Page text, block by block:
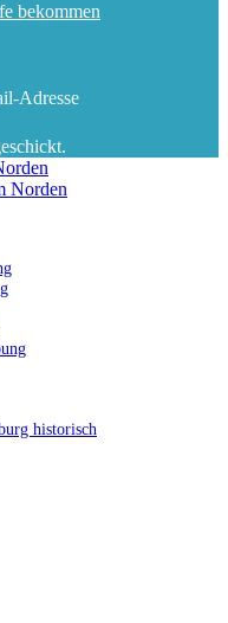
bekommen
Adresse
historisch